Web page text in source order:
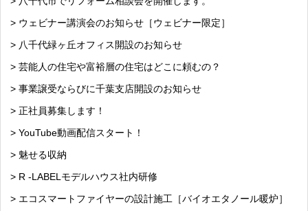
> ウェビナー講演会のお知らせ［ウェビナー限定］
> 八千代緑ヶ丘オフィス開設のお知らせ
> 芸能人の住宅や富裕層の住宅はどこに頼むの？
> 事業譲受ならびに千葉支店開設のお知らせ
> 正社員募集します！
> YouTube動画配信スタート！
> 魅せる収納
> R -LABELモデルハウス社内研修
> エコスマートファイヤーの設計施工［バイオエタノール暖炉］